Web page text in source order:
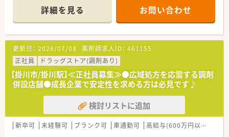
頑張り次第で高給与も可能！
■経験や勤務コースによりますが、経験の少ない方でも500万前
半スタートと業界TOP水準！
■職種や職域に合わせ、豊富な社内研修や外部組織と連携した研
修を用意されています
■薬剤師が中心の会社だからこそ活躍できるキャリアパスが多
種多様に用意されています。
■店舗拡大に伴い、エリアマネジャーや営業部長等のマネジメン
トのポジションも増えます。
■在宅や教育等の専門性を活かせるスペシャリストを目指すこ
とも可能です。
■その他にも、管理部門や商品部門等の本社スタッフなど活動領
域は多種多様です。
■在宅実施店舗は年々増加しており、在宅医療へもしっかりと関
詳細を見る お問い合わせ
更新日： 2026/07/08 薬剤師求人ID： 461155
正社員
ドラッグストア(調剤あり)
【掛川市/掛川駅】≪正社員募集≫●広域処方を応需する調剤
併設店舗●成長企業で安定性を求める方は必見です♪
検討リストに追加
新卒可 未経験可 ブランク可 車通勤可 高給与(600万円以上)